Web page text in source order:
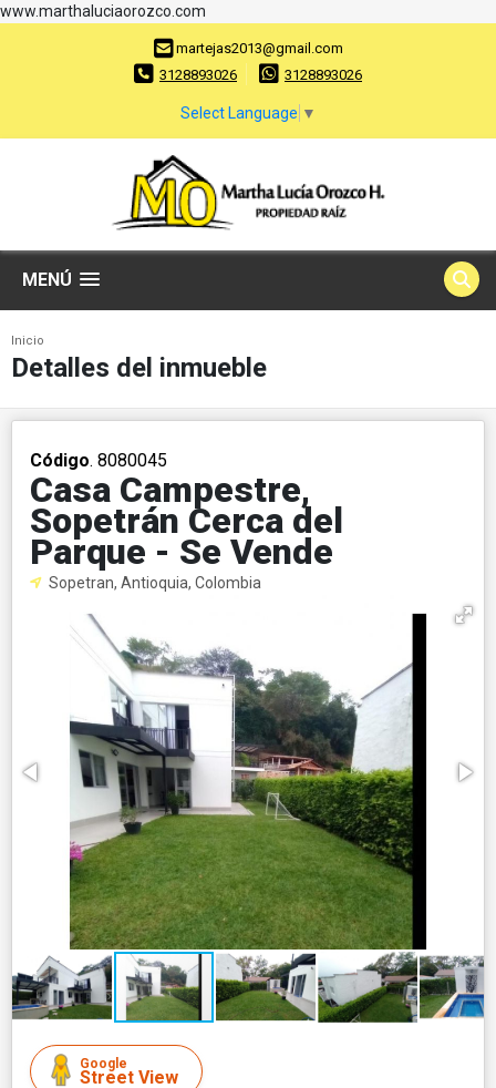
www.marthaluciaorozco.com
martejas2013@gmail.com
3128893026
3128893026
Select Language ▼
MENÚ
Inicio
Detalles del inmueble
Código. 8080045
Casa Campestre,
Sopetrán Cerca del
Parque - Se Vende
Sopetran, Antioquia, Colombia
Google
Street View